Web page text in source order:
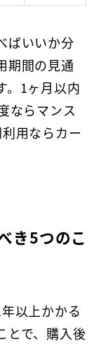
ばいいか分
期間の見通
。1ヶ月以内
ならマンス
用ならカー
き5つのこ
以上かかる
とで、購入後